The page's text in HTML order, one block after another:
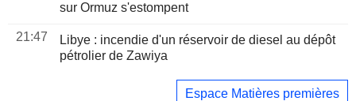
sur Ormuz s'estompent
21:47
Libye : incendie d'un réservoir de diesel au dépôt
pétrolier de Zawiya
Espace Matières premières